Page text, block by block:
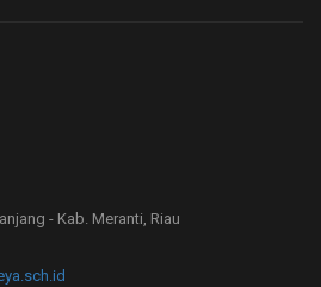
- Kab. Meranti, Riau